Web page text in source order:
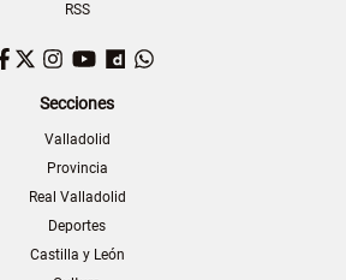
RSS
Facebook
TwitterInstagram
YouTubeDailymotion
Secciones
Valladolid
Provincia
Real Valladolid
Deportes
Castilla y León